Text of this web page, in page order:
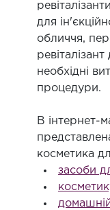
для
обличчя,
необхідні
процедури.
В інтернет-
косметика
засоби